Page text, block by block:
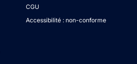
CGU
Accessibilité : non-conforme